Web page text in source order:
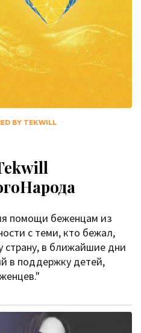
BY TEKWILL
помощи беженцам из
с теми, кто бежал,
страну, в ближайшие дни
в поддержку детей,